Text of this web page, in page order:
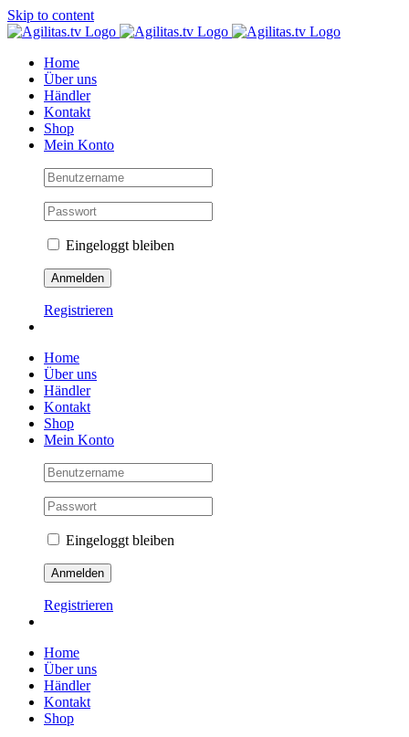
Skip to content
Home
Über uns
Händler
Kontakt
Shop
Mein Konto
Eingeloggt bleiben
Registrieren
Home
Über uns
Händler
Kontakt
Shop
Mein Konto
Eingeloggt bleiben
Registrieren
Home
Über uns
Händler
Kontakt
Shop